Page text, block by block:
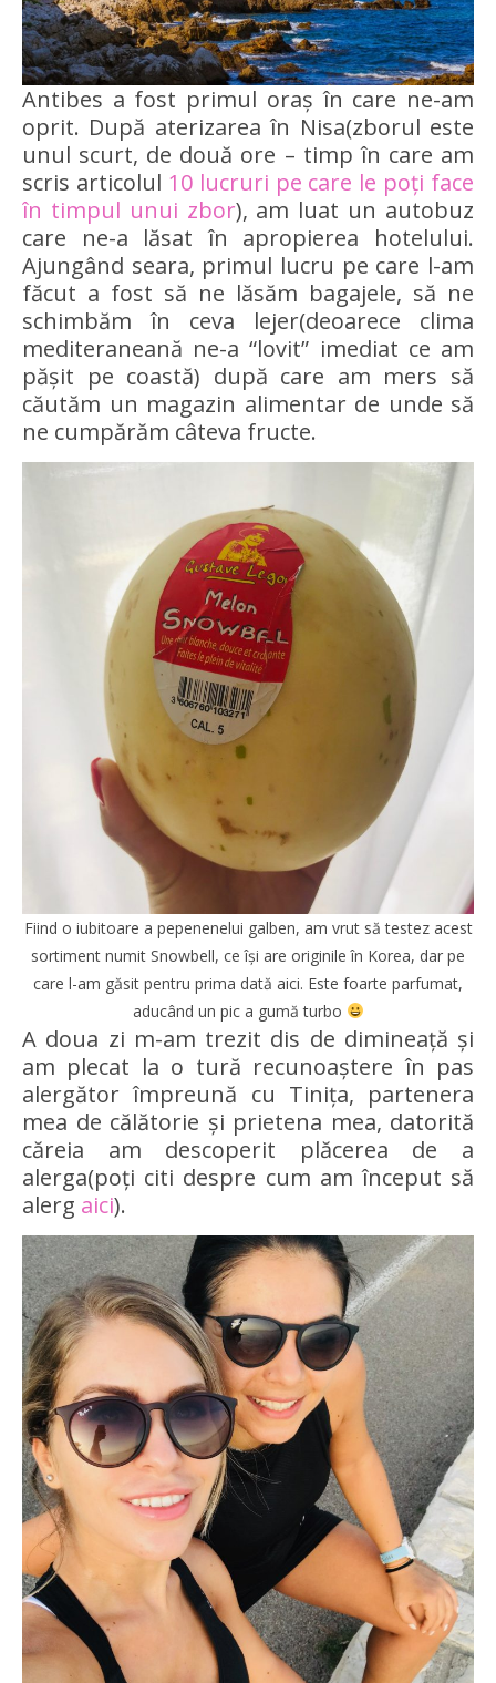
Antibes a fost primul oraș în care ne-am
oprit. După aterizarea în Nisa(zborul este
unul scurt, de două ore – timp în care am
scris articolul 10 lucruri pe care le poți face
în timpul unui zbor), am luat un autobuz
care ne-a lăsat în apropierea hotelului.
Ajungând seara, primul lucru pe care l-am
făcut a fost să ne lăsăm bagajele, să ne
schimbăm în ceva lejer(deoarece clima
mediteraneană ne-a “lovit” imediat ce am
pășit pe coastă) după care am mers să
căutăm un magazin alimentar de unde să
ne cumpărăm câteva fructe.
Fiind o iubitoare a pepenenelui galben, am vrut să testez acest
sortiment numit Snowbell, ce își are originile în Korea, dar pe
care l-am găsit pentru prima dată aici. Este foarte parfumat,
aducând un pic a gumă turbo
A doua zi m-am trezit dis de dimineață și
am plecat la o tură recunoaștere în pas
alergător împreună cu Tinița, partenera
mea de călătorie și prietena mea, datorită
căreia am descoperit plăcerea de a
alerga(poți citi despre cum am început să
alerg aici).